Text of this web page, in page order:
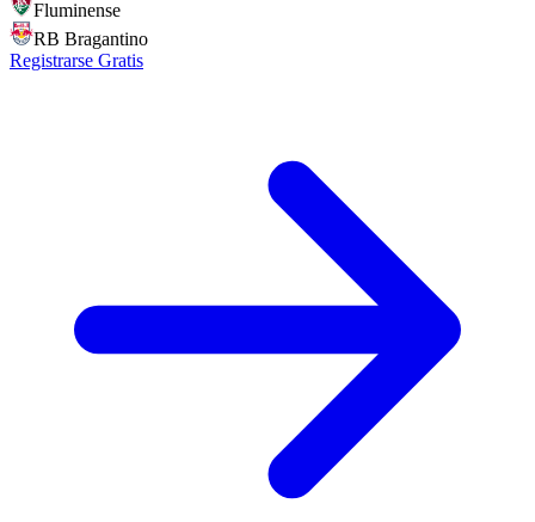
Fluminense
RB Bragantino
Registrarse Gratis